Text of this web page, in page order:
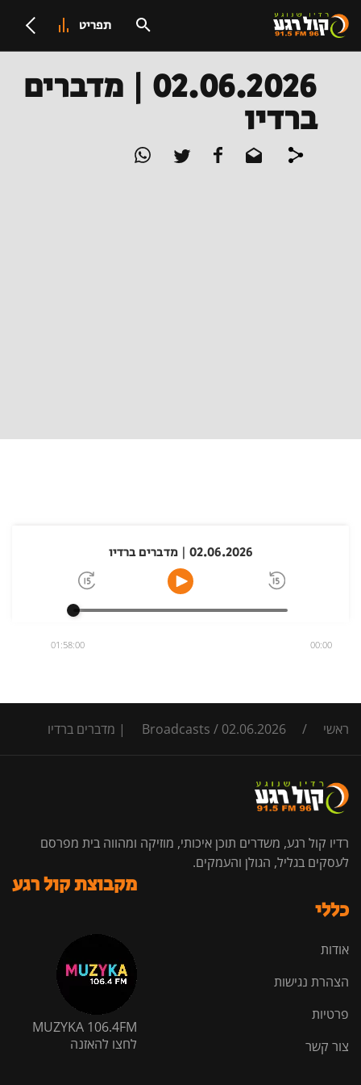
תפריט
02.06.2026 | מדברים
ברדיו
02.06.2026 | מדברים ברדיו
00:00
01:58:00
ראשי /
Broadcasts / 02.06.2026 | מדברים ברדיו
רדיו קול רגע, משדרים תוכן איכותי, מוזיקה ומהווה בית מפרסם
לעסקים בגליל, הגולן והעמקים.
כללי
אודות
הצהרת נגישות
פרטיות
צור קשר
מקבוצת קול רגע
MUZYKA 106.4FM
לחצו להאזנה